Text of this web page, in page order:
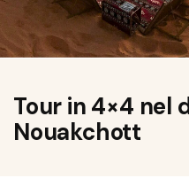
Tour in 4×4 nel
Nouakchott